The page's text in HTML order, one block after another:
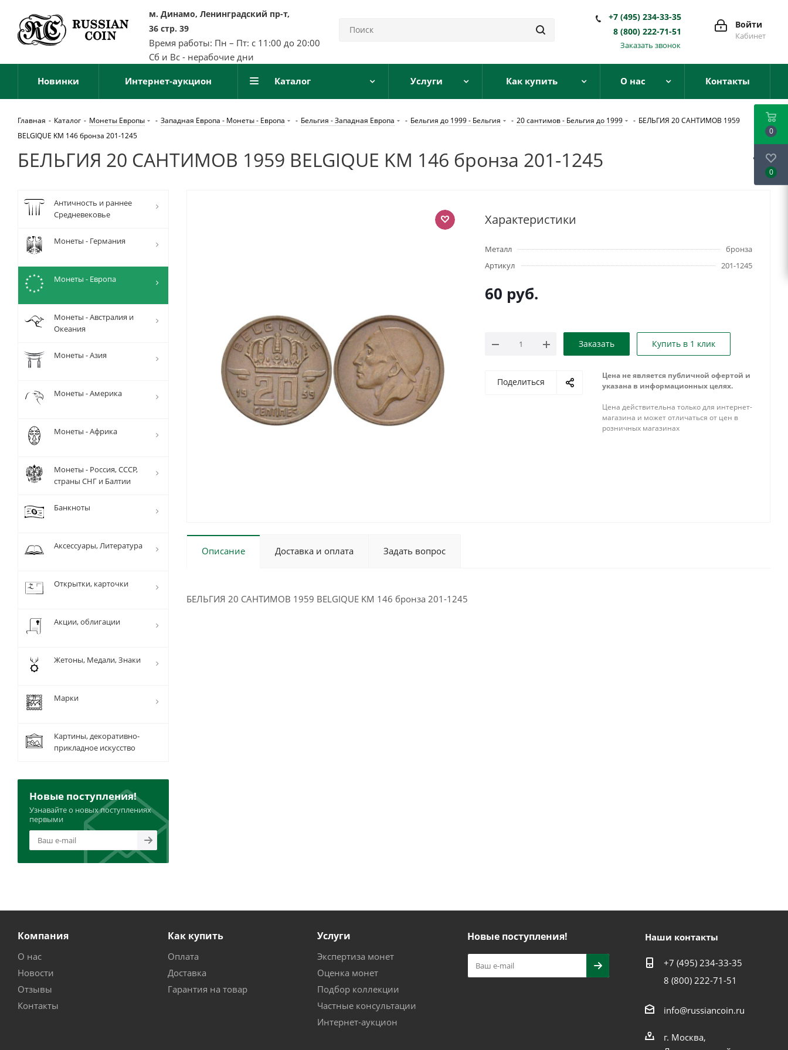
м. Динамо, Ленинградский пр-т,
36 стр. 39
Время работы: Пн – Пт: с 11:00 до 20:00
Сб и Вс - нерабочие дни
Войти
Кабинет
+7 (495) 234-33-35
8 (800) 222-71-51
Заказать звонок
Новинки Интернет-аукцион Каталог Услуги Как купить О нас Контакты
Главная - Каталог - Монеты Европы - Западная Европа - Монеты - Европа - Бельгия - Западная Европа - Бельгия до 1999 - Бельгия - 20 сантимов - Бельгия до 1999 - БЕЛЬГИЯ 20 САНТИМОВ 1959
BELGIQUE KM 146 бронза 201-1245
БЕЛЬГИЯ 20 САНТИМОВ 1959 BELGIQUE KM 146 бронза 201-1245
Характеристики
Металл
бронза
Артикул
201-1245
60 руб.
Заказать Купить в 1 клик
Поделиться
Цена не является публичной офертой и
указана в информационных целях.
Цена действительна только для интернет-
магазина и может отличаться от цен в
розничных магазинах
Описание Доставка и оплата Задать вопрос
БЕЛЬГИЯ 20 САНТИМОВ 1959 BELGIQUE KM 146 бронза 201-1245
Античность и раннее
Средневековье
Монеты - Германия
Монеты - Европа
Монеты - Австралия и
Океания
Монеты - Азия
Монеты - Америка
Монеты - Африка
Монеты - Россия, СССР,
страны СНГ и Балтии
Банкноты
Аксессуары, Литература
Открытки, карточки
Акции, облигации
Жетоны, Медали, Знаки
Марки
Картины, декоративно-
прикладное искусство
Новые поступления!
Узнавайте о новых поступлениях
первыми
Компания
О нас
Новости
Отзывы
Контакты
Как купить
Оплата
Доставка
Гарантия на товар
Услуги
Экспертиза монет
Оценка монет
Подбор коллекции
Частные консультации
Интернет-аукцион
Новые поступления! Наши контакты
+7 (495) 234-33-35
8 (800) 222-71-51
info@russiancoin.ru
г. Москва,
0
0